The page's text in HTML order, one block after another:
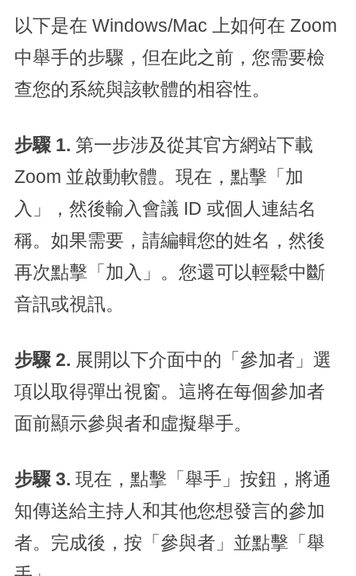
以下是在 Windows/Mac 上如何在 Zoom
中舉手的步驟，但在此之前，您需要檢
查您的系統與該軟體的相容性。
步驟 1. 第一步涉及從其官方網站下載
Zoom 並啟動軟體。現在，點擊「加
入」，然後輸入會議 ID 或個人連結名
稱。如果需要，請編輯您的姓名，然後
再次點擊「加入」。您還可以輕鬆中斷
音訊或視訊。
步驟 2. 展開以下介面中的「參加者」選
項以取得彈出視窗。這將在每個參加者
面前顯示參與者和虛擬舉手。
步驟 3. 現在，點擊「舉手」按鈕，將通
知傳送給主持人和其他您想發言的參加
者。完成後，按「參與者」並點擊「舉